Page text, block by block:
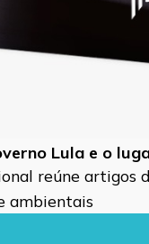
Lula e o
reúne
ambientais